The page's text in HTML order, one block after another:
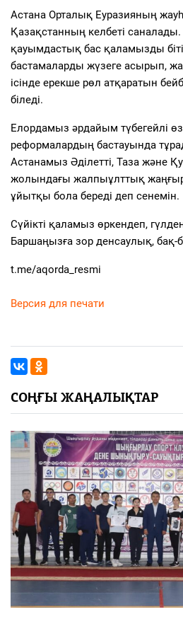
Астана Орталық Еуразияның
Қазақстанның келбеті
қауымдастық бас қаламызды
бастамаларды жүзеге асырып,
ісінде ерекше рөл атқаратын
біледі.
Елордамыз әрдайым түбегейлі
реформалардың бастауында
Астанамыз Әділетті, Таза және
жолындағы жалпыұлттық
ұйытқы бола береді деп сенемін.
Сүйікті қаламыз өркендеп,
Баршаңызға зор денсаулық, бақ-
t.me/aqorda_resmi
Версия для печати
СОҢҒЫ ЖАҢАЛЫҚТАР